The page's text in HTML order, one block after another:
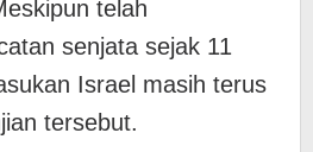
telah
senjata sejak 11
Israel masih terus
tersebut.